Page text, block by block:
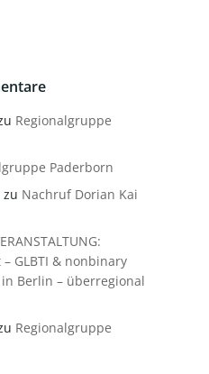
Regionalgruppe
Paderborn
zu Nachruf Dorian Kai
GLBTI & nonbinary
Berlin – überregional
Regionalgruppe